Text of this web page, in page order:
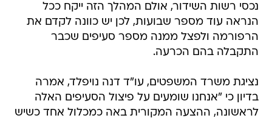
נכסי רשות השידור, אולם המהלך הזה ייקח ככל
הנראה עוד מספר שבועות, לכן יש כוונה לקדם את
הרפורמה ולפצל ממנה מספר סעיפים שכבר
התקבלה בהם הכרעה.
נציגת משרד המשפטים, עו"ד דנה נויפלד, אמרה
בדיון כי "אנחנו שומעים על פיצול הסעיפים האלה
לראשונה, ההצעה המקורית באה כמכלול אחד כשיש